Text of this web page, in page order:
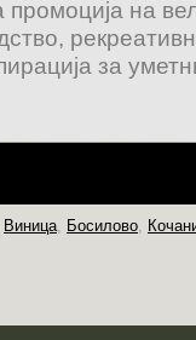
на
за
Виница, Босилово,